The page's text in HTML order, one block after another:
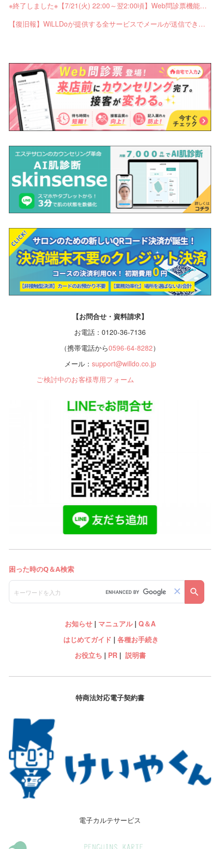
※終了しました※【7/21(火) 22:00～翌2:00頃】Web問診票機能がご利用できません【ペンギンカルテ大型メンテナンス】
【復旧報】WiLLDoが提供する全サービスでメールが送信できない不具合が発生していました
【お問合せ・資料請求】
お電話：0120-36-7136
（携帯電話から0596-64-8282）
メール： support@willdo.co.jp
ご検討中のお客様専用フォーム
お知らせ| マニュアル| Q＆A
はじめてガイド | 各種お手続き
お役立ち | PR| 説明書
特商法対応電子契約書
電子カルテサービス